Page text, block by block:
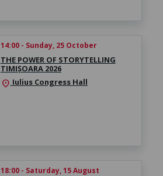
14:00 - Sunday, 25 October
THE POWER OF STORYTELLING
TIMIȘOARA 2026
location_on Iulius Congress Hall
18:00 - Saturday, 15 August